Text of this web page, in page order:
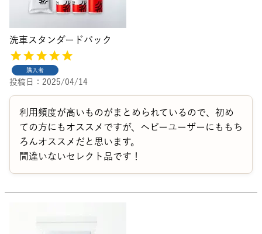
洗車スタンダードパック
購入者
投稿日 2025/04/14
利用頻度が高いものがまとめられているので、初め
ての方にもオススメですが、ヘビーユーザーにももち
ろんオススメだと思います。
間違いないセレクト品です！